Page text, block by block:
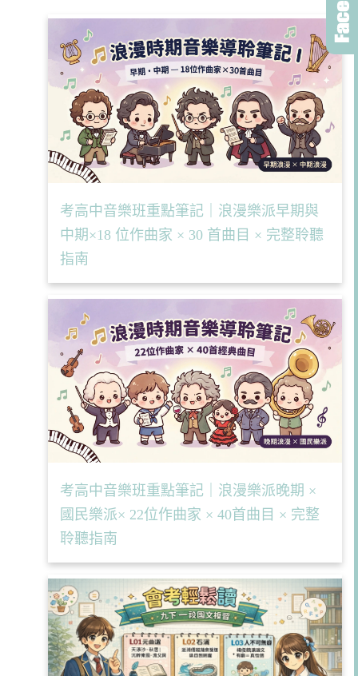
考高中音樂班重點筆記｜浪漫樂派早期與
中期×18 位作曲家 × 30 首曲目 × 完整聆聽
指南
考高中音樂班重點筆記｜浪漫樂派晚期 ×
國民樂派× 22位作曲家 × 40首曲目 × 完整
聆聽指南